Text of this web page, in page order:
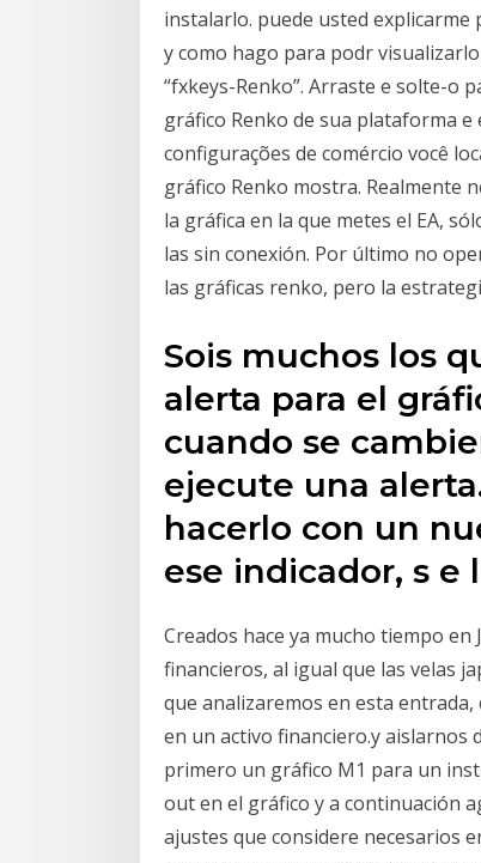
instalarlo. puede usted
y como hago para podr
“fxkeys-Renko”. Arraste e solte-o
gráfico Renko de sua plataforma
configurações de comércio você
gráfico Renko mostra. Realmente
la gráfica en la que metes el EA,
las sin conexión. Por último no
las gráficas renko, pero la
Sois muchos los
alerta para el
cuando se
ejecute una
hacerlo con un
ese indicador, s e
Creados hace ya mucho tiempo
financieros, al igual que las velas
que analizaremos en esta
en un activo financiero.y aislarnos
primero un gráfico M1 para un
out en el gráfico y a continuación
ajustes que considere necesarios